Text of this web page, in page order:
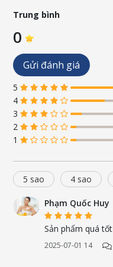
Đối tượng sử dụng:
Trung bình
0
Gửi đánh giá
5
4
3
2
1
5 sao 4 sao
Phạm Quốc Huy
Sản phẩm quá tốt
2025-07-01 14